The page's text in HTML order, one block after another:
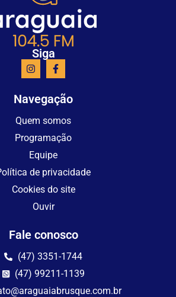
Siga
Navegação
Quem somos
Programação
Equipe
de privacidade
Cookies do site
Ouvir
Fale conosco
(47) 3351-1744
(47) 99211-1139